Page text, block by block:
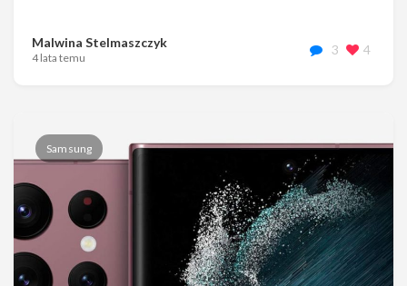
Malwina Stelmaszczyk
4 lata temu
3 4
Samsung